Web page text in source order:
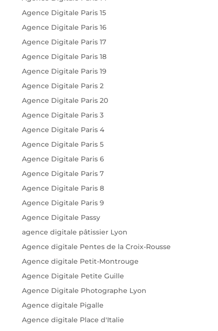
Agence Digitale Paris 15
Agence Digitale Paris 16
Agence Digitale Paris 17
Agence Digitale Paris 18
Agence Digitale Paris 19
Agence Digitale Paris 2
Agence Digitale Paris 20
Agence Digitale Paris 3
Agence Digitale Paris 4
Agence Digitale Paris 5
Agence Digitale Paris 6
Agence Digitale Paris 7
Agence Digitale Paris 8
Agence Digitale Paris 9
Agence Digitale Passy
agence digitale pâtissier Lyon
Agence digitale Pentes de la Croix-Rousse
Agence digitale Petit-Montrouge
Agence Digitale Petite Guille
Agence Digitale Photographe Lyon
Agence digitale Pigalle
Agence digitale Place d'Italie